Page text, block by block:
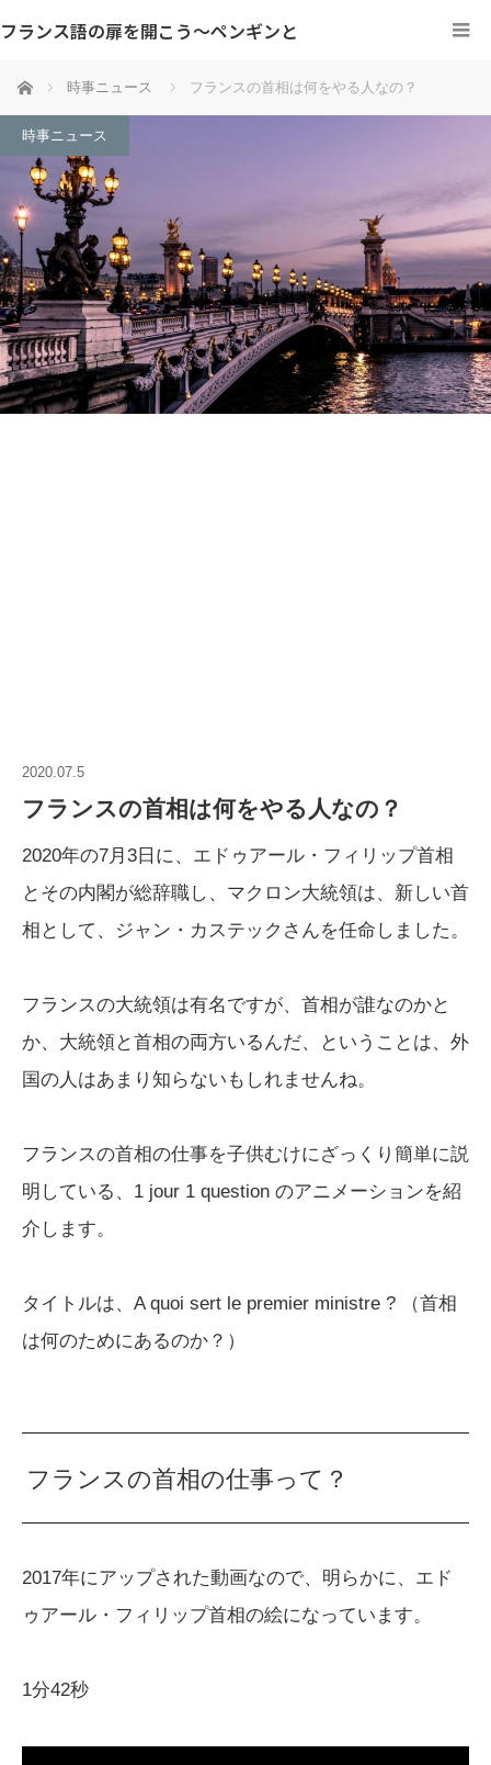
フランス語の扉を開こう～ペンギンと
ホーム 時事ニュース フランスの首相は何をやる人なの？
時事ニュース
2020.07.5
フランスの首相は何をやる人なの？
2020年の7月3日に、エドゥアール・フィリップ首相
とその内閣が総辞職し、マクロン大統領は、新しい首
相として、ジャン・カステックさんを任命しました。
フランスの大統領は有名ですが、首相が誰なのかと
か、大統領と首相の両方いるんだ、ということは、外
国の人はあまり知らないもしれませんね。
フランスの首相の仕事を子供むけにざっくり簡単に説
明している、1 jour 1 question のアニメーションを紹
介します。
タイトルは、A quoi sert le premier ministre ? （首相
は何のためにあるのか？）
フランスの首相の仕事って？
2017年にアップされた動画なので、明らかに、エド
ゥアール・フィリップ首相の絵になっています。
1分42秒